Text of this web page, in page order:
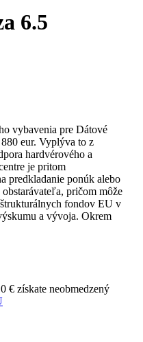
6.5
vybavenia pre Dátové
eur. Vyplýva to z
hardvérového a
je pritom
predkladanie ponúk alebo
pričom môže
fondov EU v
a vývoja. Okrem
€ získate neobmedzený